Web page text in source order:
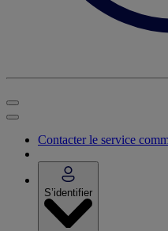
Contacter le service
S’identifier